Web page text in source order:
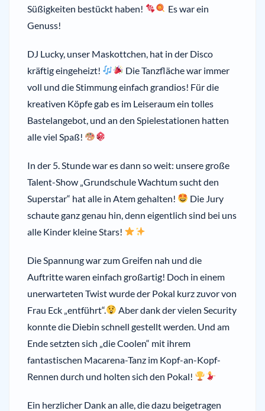
Süßigkeiten bestückt haben!
Es war ein
Genuss!
DJ Lucky, unser Maskottchen, hat in der Disco
kräftig eingeheizt!
Die Tanzfläche war immer
voll und die Stimmung einfach grandios! Für die
kreativen Köpfe gab es im Leiseraum ein tolles
Bastelangebot, und an den Spielestationen hatten
alle viel Spaß!
In der 5. Stunde war es dann so weit: unsere große
Talent-Show „Grundschule Wachtum sucht den
Superstar“ hat alle in Atem gehalten!
Die Jury
schaute ganz genau hin, denn eigentlich sind bei uns
alle Kinder kleine Stars!
Die Spannung war zum Greifen nah und die
Auftritte waren einfach großartig! Doch in einem
unerwarteten Twist wurde der Pokal kurz zuvor von
Frau Eck „entführt“.
Aber dank der vielen Security
konnte die Diebin schnell gestellt werden. Und am
Ende setzten sich „die Coolen“ mit ihrem
fantastischen Macarena-Tanz im Kopf-an-Kopf-
Rennen durch und holten sich den Pokal!
Ein herzlicher Dank an alle, die dazu beigetragen